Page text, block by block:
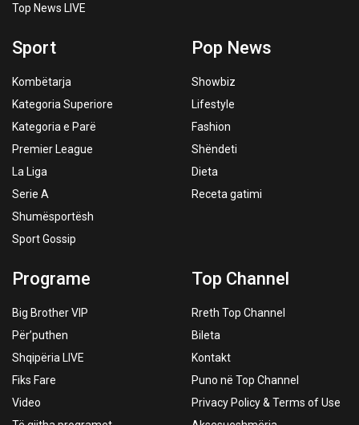
Top News LIVE
Sport
Kombëtarja
Kategoria Superiore
Kategoria e Parë
Premier League
La Liga
Serie A
Shumësportësh
Sport Gossip
Pop News
Showbiz
Lifestyle
Fashion
Shëndeti
Dieta
Receta gatimi
Programe
Big Brother VIP
Për’puthen
Shqipëria LIVE
Fiks Fare
Video
Top Channel
Rreth Top Channel
Bileta
Kontakt
Puno në Top Channel
Privacy Policy & Terms of Use